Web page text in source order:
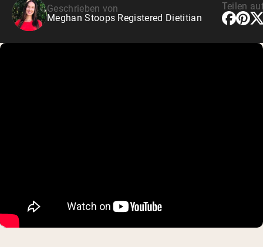
Geschrieben von
Meghan Stoops Registered Dietitian
Teilen